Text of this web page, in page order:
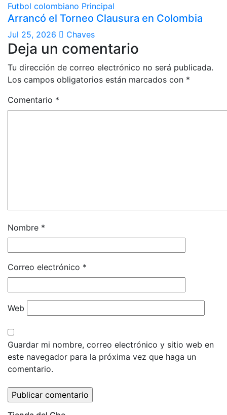
Futbol colombiano Principal
Arrancó el Torneo Clausura en Colombia
Jul 25, 2026 Chaves
Deja un comentario
Tu dirección de correo electrónico no será publicada.
Los campos obligatorios están marcados con *
Comentario *
Nombre *
Correo electrónico *
Web
Guardar mi nombre, correo electrónico y sitio web en
este navegador para la próxima vez que haga un
comentario.